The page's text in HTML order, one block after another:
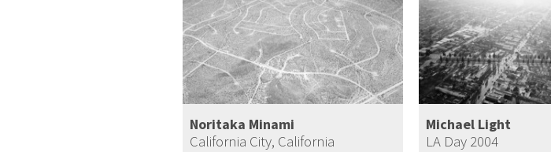
Noritaka Minami
California City, California
Michael Light
LA Day 2004